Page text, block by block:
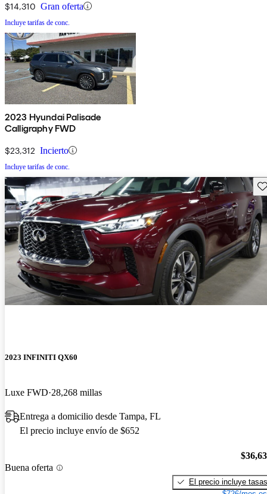
$14,310 Gran oferta
Incluye tarifas de conc.
2023 Hyundai Palisade
Calligraphy FWD
$23,312 Incierto
Incluye tarifas de conc.
2023 INFINITI QX60
Luxe FWD 28,268 millas
Entrega a domicilio desde Tampa, FL
El precio incluye envío de $652
Buena oferta
El precio incluye tasas